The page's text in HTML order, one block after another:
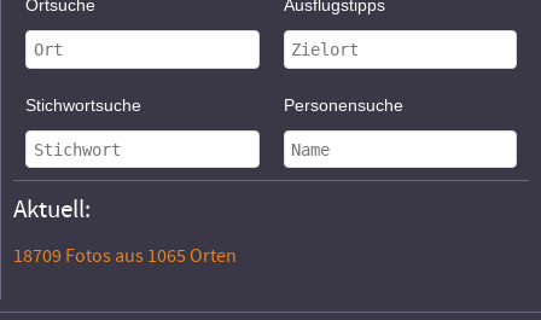
Ortsuche Ausflugstipps
Stichwortsuche Personensuche
Aktuell:
18709 Fotos aus 1065 Orten